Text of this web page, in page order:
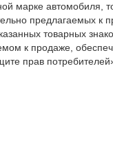
марке автомобиля,
предлагаемых к
товарных
к продаже,
прав